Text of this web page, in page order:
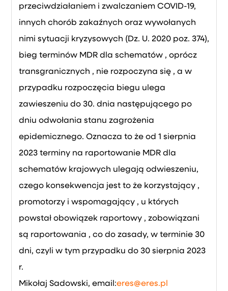
przeciwdziałaniem i zwalczaniem COVID-19,
innych chorób zakaźnych oraz wywołanych
nimi sytuacji kryzysowych (Dz. U. 2020 poz. 374),
bieg terminów MDR dla schematów , oprócz
transgranicznych , nie rozpoczyna się , a w
przypadku rozpoczęcia biegu ulega
zawieszeniu do 30. dnia następującego po
dniu odwołania stanu zagrożenia
epidemicznego. Oznacza to że od 1 sierpnia
2023 terminy na raportowanie MDR dla
schematów krajowych ulegają odwieszeniu,
czego konsekwencja jest to że korzystający ,
promotorzy i wspomagający , u których
powstał obowiązek raportowy , zobowiązani
są raportowania , co do zasady, w terminie 30
dni, czyli w tym przypadku do 30 sierpnia 2023
r.
Mikołaj Sadowski, email:eres@eres.pl